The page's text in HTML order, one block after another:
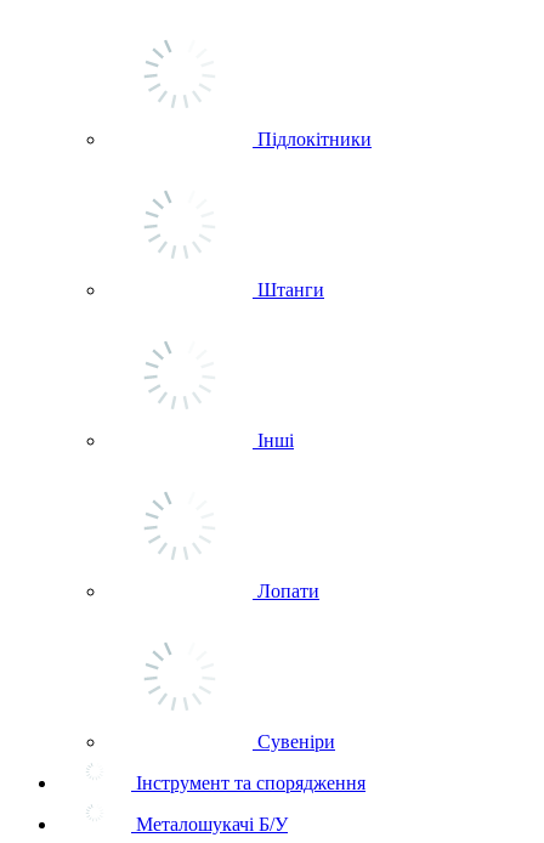
Підлокітники
Штанги
Інші
Лопати
Сувеніри
Інструмент та спорядження
Металошукачі Б/У